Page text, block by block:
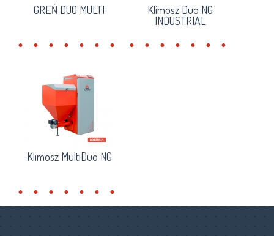
GREŃ DUO MULTI
Klimosz Duo NG
INDUSTRIAL
Klimosz MultiDuo NG